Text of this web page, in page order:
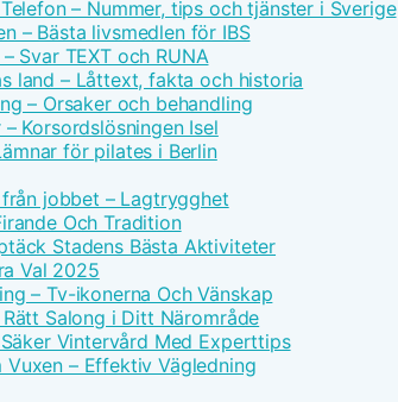
– Nummer, tips och tjänster i Sverige
– Bästa livsmedlen för IBS
Svar TEXT och RUNA
land – Låttext, fakta och historia
– Orsaker och behandling
Korsordslösningen Isel
för pilates i Berlin
jobbet – Lagtrygghet
Och Tradition
Stadens Bästa Aktiviteter
Val 2025
– Tv-ikonerna Och Vänskap
Salong i Ditt Närområde
Vintervård Med Experttips
– Effektiv Vägledning